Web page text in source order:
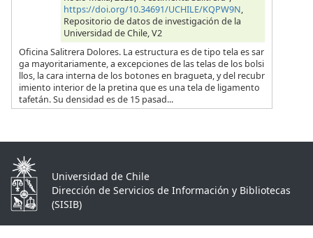
https://doi.org/10.34691/UCHILE/KQPW9N,
Repositorio de datos de investigación de la
Universidad de Chile, V2
Oficina Salitrera Dolores. La estructura es de tipo tela es sar
ga mayoritariamente, a excepciones de las telas de los bolsi
llos, la cara interna de los botones en bragueta, y del recubr
imiento interior de la pretina que es una tela de ligamento
tafetán. Su densidad es de 15 pasad...
Universidad de Chile
Dirección de Servicios de Información y Bibliotecas
(SISIB)